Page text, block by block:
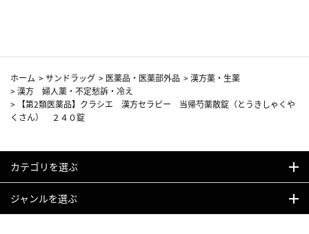
ホーム >サンドラッグ > 医薬品・医薬部外品 >漢方薬・生薬
>漢方 婦人薬・不定愁訴・冷え
>
【第2類医薬品】クラシエ 漢方セラピー 当帰芍薬散錠（とうきしゃくや
くさん） ２４０錠
カテゴリを選ぶ
ジャンルを選ぶ